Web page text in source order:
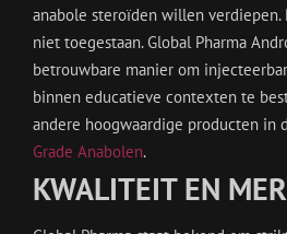
anabole steroïden willen verdiepen.
niet toegestaan. Global Pharma
betrouwbare manier om
binnen educatieve contexten te
andere hoogwaardige producten in
Grade Anabolen.
KWALITEIT EN